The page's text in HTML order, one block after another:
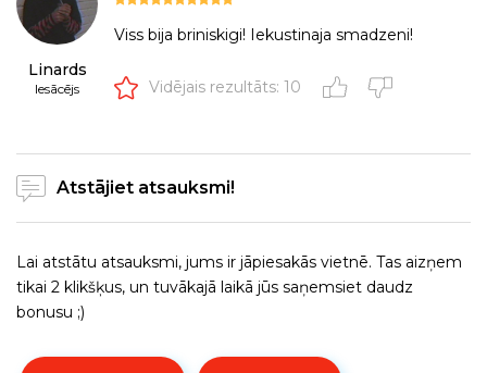
Linards
Iesācējs
Viss bija briniskigi! Iekustinaja smadzeni!
Vidējais rezultāts: 10
Atstājiet atsauksmi!
Lai atstātu atsauksmi, jums ir jāpiesakās vietnē. Tas aizņem
tikai 2 klikšķus, un tuvākajā laikā jūs saņemsiet daudz
bonusu ;)